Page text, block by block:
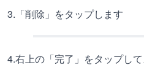
3.「削除」をタップします
4.右上の「完了」をタップし